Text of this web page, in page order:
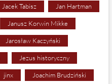
Jacek Tabisz Jan Hartman
Janusz Korwin Mikke
Jarosław Kaczyński
Jezus historyczny
jinx Joachim Brudziński